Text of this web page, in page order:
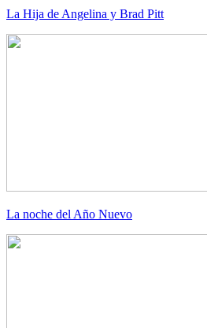
La Hija de Angelina y Brad Pitt
La noche del Año Nuevo